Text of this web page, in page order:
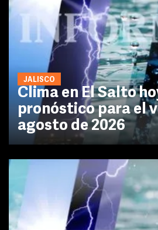
JALISCO
Clima en El Salto
pronóstico para el
agosto de 2026